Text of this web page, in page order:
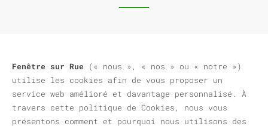
Fenêtre sur Rue (« nous », « nos » ou « notre »)
utilise les cookies afin de vous proposer un
service web amélioré et davantage personnalisé. À
travers cette politique de Cookies, nous vous
présentons comment et pourquoi nous utilisons des